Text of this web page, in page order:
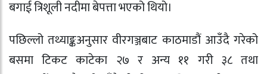
बगाई त्रिशूली नदीमा बेपत्ता भएको थियो।
पछिल्लो तथ्याङ्कअनुसार वीरगञ्जबाट काठमाडौं आउँदै गरेको
बसमा टिकट काटेका २७ र अन्य ११ गरी ३८ तथा